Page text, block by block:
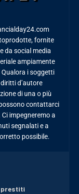
fornite
da social media
ampiamente
i soggetti
d’autore
di una o più
contattarci
impegneremo a
segnalati e a
possibile.
prestiti